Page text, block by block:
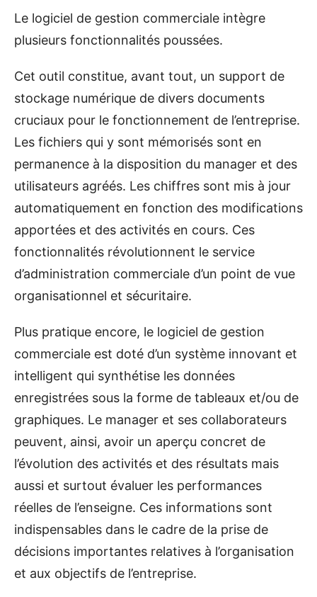
Le logiciel de gestion commerciale intègre
plusieurs fonctionnalités poussées.
Cet outil constitue, avant tout, un support de
stockage numérique de divers documents
cruciaux pour le fonctionnement de l’entreprise.
Les fichiers qui y sont mémorisés sont en
permanence à la disposition du manager et des
utilisateurs agréés. Les chiffres sont mis à jour
automatiquement en fonction des modifications
apportées et des activités en cours. Ces
fonctionnalités révolutionnent le service
d’administration commerciale d’un point de vue
organisationnel et sécuritaire.
Plus pratique encore, le logiciel de gestion
commerciale est doté d’un système innovant et
intelligent qui synthétise les données
enregistrées sous la forme de tableaux et/ou de
graphiques. Le manager et ses collaborateurs
peuvent, ainsi, avoir un aperçu concret de
l’évolution des activités et des résultats mais
aussi et surtout évaluer les performances
réelles de l’enseigne. Ces informations sont
indispensables dans le cadre de la prise de
décisions importantes relatives à l’organisation
et aux objectifs de l’entreprise.